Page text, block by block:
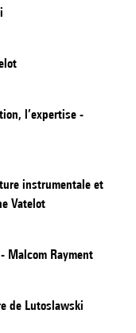
l’expertise -
instrumentale et
Vatelot
Malcom Rayment
de Lutoslawski